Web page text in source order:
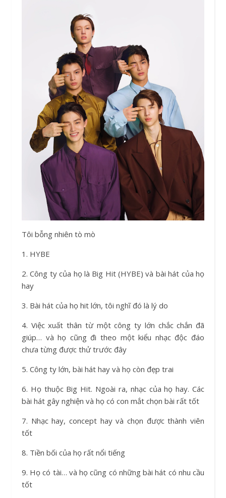
Tôi bỗng nhiên tò mò
1. HYBE
2. Công ty của họ là Big Hit (HYBE) và bài hát của họ
hay
3. Bài hát của họ hit lớn, tôi nghĩ đó là lý do
4. Việc xuất thân từ một công ty lớn chắc chắn đã
giúp… và họ cũng đi theo một kiểu nhạc độc đáo
chưa từng được thử trước đây
5. Công ty lớn, bài hát hay và họ còn đẹp trai
6. Họ thuộc Big Hit. Ngoài ra, nhạc của họ hay. Các
bài hát gây nghiện và họ có con mắt chọn bài rất tốt
7. Nhạc hay, concept hay và chọn được thành viên
tốt
8. Tiền bối của họ rất nổi tiếng
9. Họ có tài… và họ cũng có những bài hát có nhu cầu
tốt